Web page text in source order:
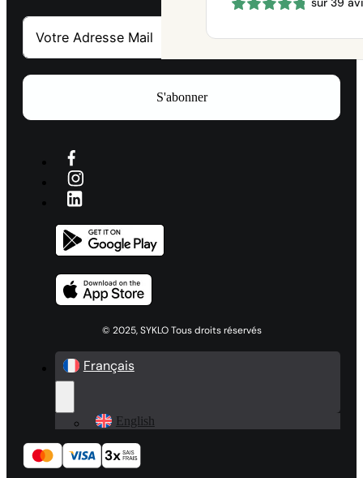
prix :
à
S'abonner
© 2025, SYKLO Tous droits réservés
Français
English